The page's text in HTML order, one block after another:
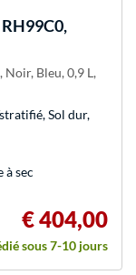
Bleu, 0,9 L,
Sol dur,
sec
€ 404,00
sous 7-10 jours